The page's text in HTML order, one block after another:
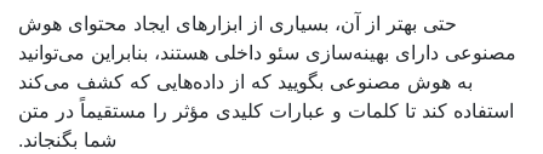
حتی بهتر از آن، بسیاری از ابزارهای ایجاد محتوای هوش
دارای بهینه‌سازی سئو داخلی هستند، بنابراین می‌توانید
به هوش مصنوعی بگویید که از داده‌هایی که کشف می‌کند
کند تا کلمات و عبارات کلیدی مؤثر را مستقیماً در متن
شما بگنجاند.